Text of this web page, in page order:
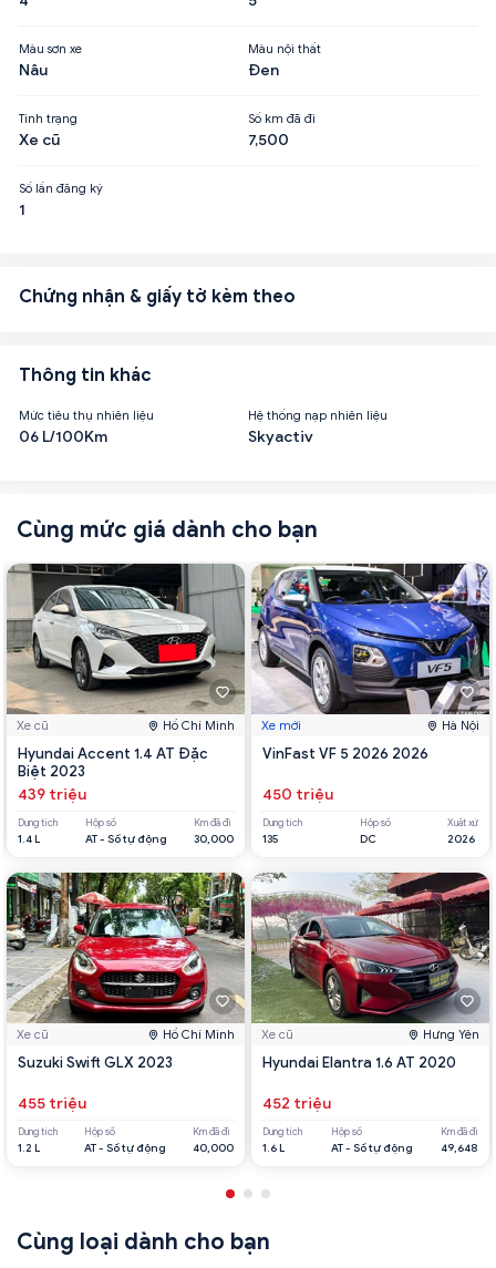
Màu sơn xe
Nâu
Màu nội thất
Đen
Tình trạng
Xe cũ
Số km đã đi
7,500
Số lần đăng ký
1
Chứng nhận & giấy tờ kèm theo
Thông tin khác
Mức tiêu thụ nhiên liệu
06 L/100Km
Hệ thống nạp nhiên liệu
Skyactiv
Cùng mức giá dành cho bạn
Xe cũ Hồ Chí Minh
Hyundai Accent 1.4 AT Đặc
Biệt 2023
439 triệu
Dung tích
1.4 L
Hộp số
AT - Số tự động
Km đã đi
30,000
Xe cũ Hồ Chí Minh
Suzuki Swift GLX 2023
455 triệu
Dung tích
1.2 L
Hộp số
AT - Số tự động
Km đã đi
40,000
Xe mới Hà Nội
VinFast VF 5 2026 2026
450 triệu
Dung tích
135
Hộp số
DC
Xuất xứ
2026
Xe cũ Hưng Yên
Hyundai Elantra 1.6 AT 2020
452 triệu
Dung tích
1.6 L
Hộp số
AT - Số tự động
Km đã đi
49,648
Cùng loại dành cho bạn